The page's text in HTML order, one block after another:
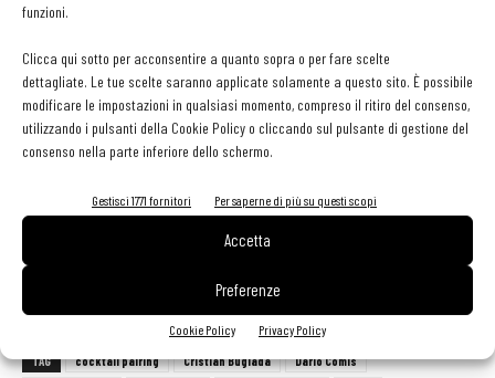
funzioni.
Clicca qui sotto per acconsentire a quanto sopra o per fare scelte
dettagliate. Le tue scelte saranno applicate solamente a questo sito. È possibile
modificare le impostazioni in qualsiasi momento, compreso il ritiro del consenso,
utilizzando i pulsanti della Cookie Policy o cliccando sul pulsante di gestione del
consenso nella parte inferiore dello schermo.
Gestisci 1771 fornitori Per saperne di più su questi scopi
Accetta
Preferenze
Cookie Policy Privacy Policy
Apreda, con il suo menu, ha dettato la linea, che ha portato
che ha incontrato un twist sul Bloody Mary come il Santa
Sangre del duo Bugiada-Artusio. «L'idea della rassegna è nata
proprio attorno all'idea di incontrare persone come Cristian, che
avessero un background altrettanto speziato, per arricchirci,
contaminarci reciprocamente e dialogare attorno a dei prodotti, per
trovare nuove possibilità», racconta Apreda. E per chiudere, un
finale decisamente messicano: un bicchierino di mezcal, arancia e
un finto sale a base di insetti.
TAG cocktail pairing Cristian Bugiada
Dario Comis